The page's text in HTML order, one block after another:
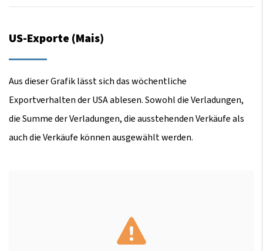
US-Exporte (Mais)
Aus dieser Grafik lässt sich das wöchentliche
Exportverhalten der USA ablesen. Sowohl die Verladungen,
die Summe der Verladungen, die ausstehenden Verkäufe als
auch die Verkäufe können ausgewählt werden.